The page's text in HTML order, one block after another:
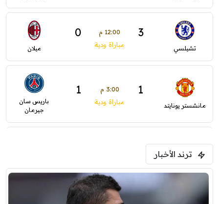
تشيلسي
3 12:00 م 0
مباراة ودية ميلان
مانشستر يونايتد
1 3:00 م 1
مباراة ودية
باريس سان
جيرمان
فرينتسفاروشي
7:00 م
ترند الأخبار